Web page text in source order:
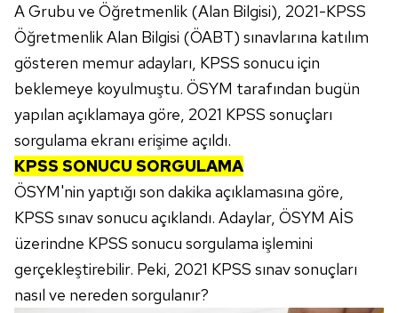
A Grubu ve Öğretmenlik (Alan Bilgisi), 2021-KPSS
Öğretmenlik Alan Bilgisi (ÖABT) sınavlarına katılım
gösteren memur adayları, KPSS sonucu için
beklemeye koyulmuştu. ÖSYM tarafından bugün
yapılan açıklamaya göre, 2021 KPSS sonuçları
sorgulama ekranı erişime açıldı.
KPSS SONUCU SORGULAMA
ÖSYM'nin yaptığı son dakika açıklamasına göre,
KPSS sınav sonucu açıklandı. Adaylar, ÖSYM AİS
üzerindne KPSS sonucu sorgulama işlemini
gerçekleştirebilir. Peki, 2021 KPSS sınav sonuçları
nasıl ve nereden sorgulanır?